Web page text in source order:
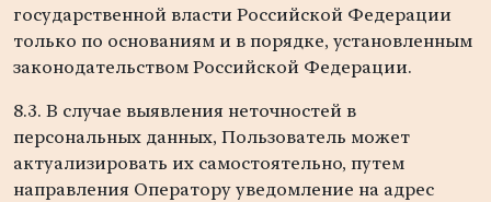
государственной власти Российской Федерации
только по основаниям и в порядке, установленным
законодательством Российской Федерации.
8.3. В случае выявления неточностей в
персональных данных, Пользователь может
актуализировать их самостоятельно, путем
направления Оператору уведомление на адрес